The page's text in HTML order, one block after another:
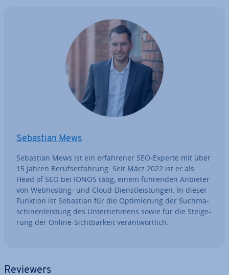
Sebastian Mews
Sebastian Mews ist ein er­fah­re­ner SEO-Experte mit über
15 Jahren Be­rufs­er­fah­rung. Seit März 2022 ist er als
Head of SEO bei IONOS tätig, einem führenden Anbieter
von Web­hos­ting- und Cloud-Dienst­leis­tun­gen. In dieser
Funktion ist Sebastian für die Op­ti­mie­rung der Such­ma­
schi­nen­leis­tung des Un­ter­neh­mens sowie für die Stei­ge­
rung der Online-Sicht­bar­keit ver­ant­wort­lich.
Reviewers